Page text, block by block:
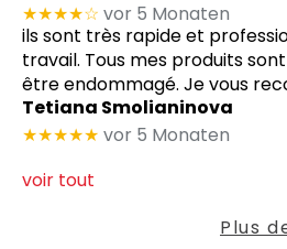
★★★★☆ vor 5 Monaten
ils sont très rapide et
travail. Tous mes produits
être endommagé. Je vous
Tetiana Smolianinova
★★★★★ vor 5 Monaten
voir tout
Plus